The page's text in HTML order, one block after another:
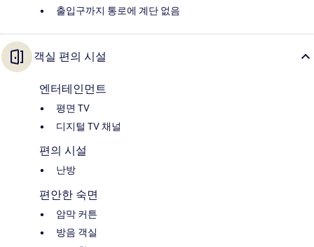
출입구까지 통로에 계단 없음
객실 편의 시설
엔터테인먼트
평면 TV
디지털 TV 채널
편의 시설
난방
편안한 숙면
암막 커튼
방음 객실